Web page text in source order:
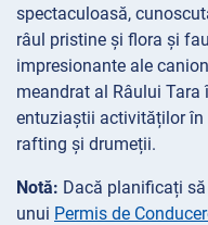
spectaculoasă,
râul pristine și flora și
impresionante ale
meandrat al Râului
entuziaștii activităților în
rafting și drumeții.
Notă: Dacă planificați
unui Permis de